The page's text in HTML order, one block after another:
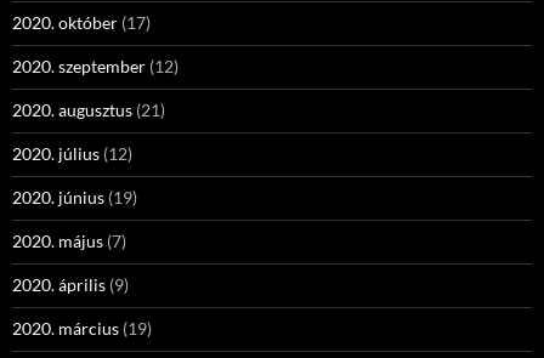
2020. október (17)
2020. szeptember (12)
2020. augusztus (21)
2020. július (12)
2020. június (19)
2020. május (7)
2020. április (9)
2020. március (19)